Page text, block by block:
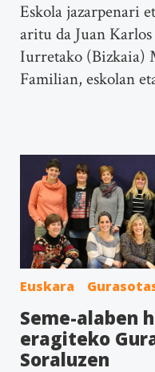
Eskola jazarpenari
aritu da Juan
Iurretako (Bizkaia)
Familian, eskolan
Euskara
Seme-alaben
eragiteko
Soraluzen